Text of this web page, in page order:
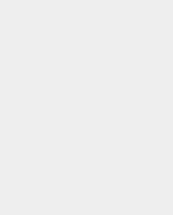
web. Si no permite estas cookies,